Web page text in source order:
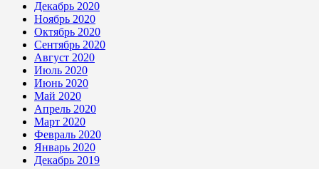
Декабрь 2020
Ноябрь 2020
Октябрь 2020
Сентябрь 2020
Август 2020
Июль 2020
Июнь 2020
Май 2020
Апрель 2020
Март 2020
Февраль 2020
Январь 2020
Декабрь 2019